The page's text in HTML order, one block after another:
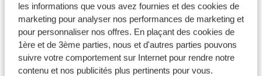
les informations que vous avez fournies et des cookies de
marketing pour analyser nos performances de marketing et
pour personnaliser nos offres. En plaçant des cookies de
1ère et de 3ème parties, nous et d'autres parties pouvons
suivre votre comportement sur Internet pour rendre notre
contenu et nos publicités plus pertinents pour vous.
Hôtel ME Marbella
Hôtel Helios Costa Tropical